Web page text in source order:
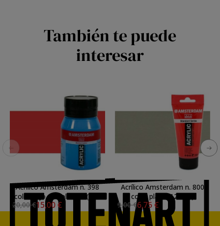
También te puede
interesar
Acrílico Amsterdam n. 398
color rojo naftol claro (500
ml)
20,00 €15,00 €
Acrílico Amsterdam n. 800
color plata (120 ml)
9,00 €6,75 €